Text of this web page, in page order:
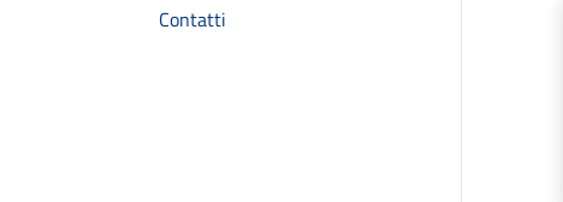
Contatti